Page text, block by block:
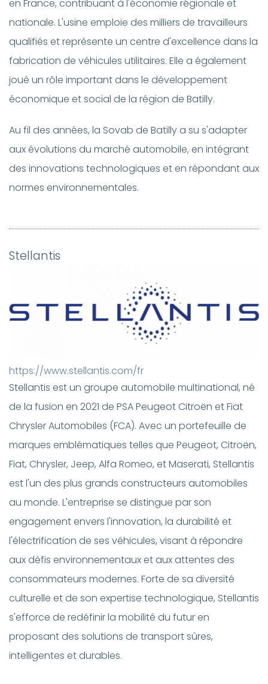
en France, contribuant à l'économie régionale et
nationale. L'usine emploie des milliers de travailleurs
qualifiés et représente un centre d'excellence dans la
fabrication de véhicules utilitaires. Elle a également
joué un rôle important dans le développement
économique et social de la région de Batilly.
Au fil des années, la Sovab de Batilly a su s'adapter
aux évolutions du marché automobile, en intégrant
des innovations technologiques et en répondant aux
normes environnementales.
Stellantis
https://www.stellantis.com/fr
Stellantis est un groupe automobile multinational, né
de la fusion en 2021 de PSA Peugeot Citroën et Fiat
Chrysler Automobiles (FCA). Avec un portefeuille de
marques emblématiques telles que Peugeot, Citroën,
Fiat, Chrysler, Jeep, Alfa Romeo, et Maserati, Stellantis
est l'un des plus grands constructeurs automobiles
au monde. L'entreprise se distingue par son
engagement envers l'innovation, la durabilité et
l'électrification de ses véhicules, visant à répondre
aux défis environnementaux et aux attentes des
consommateurs modernes. Forte de sa diversité
culturelle et de son expertise technologique, Stellantis
s'efforce de redéfinir la mobilité du futur en
proposant des solutions de transport sûres,
intelligentes et durables.